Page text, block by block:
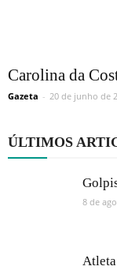
Carolina da
Gazeta - 20 de junho de
ÚLTIMOS
8 de